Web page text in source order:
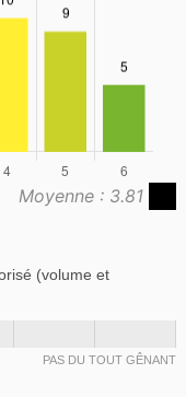
Moyenne : 3.81
(volume et
PAS DU TOUT GÊNANT